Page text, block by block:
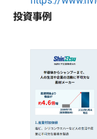
投資事例